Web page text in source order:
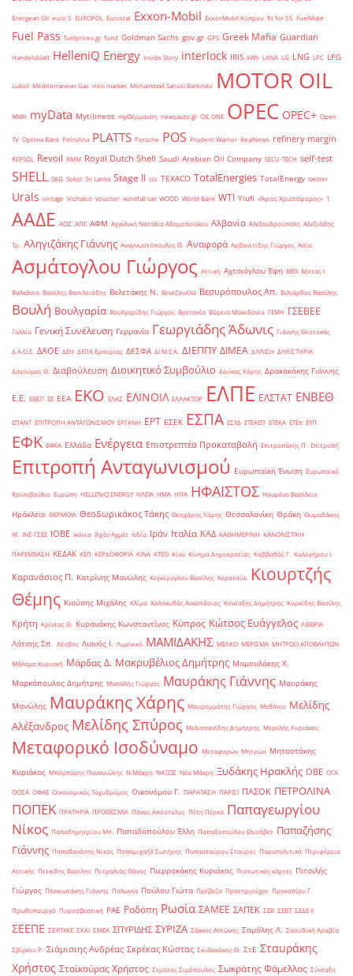
Energean Oil euro 5 EUROPOL Eurostat Exxon-Mobil ExxonMobil Κύπρου fit for 55 FuelMate
Fuel Pass fuelprices.gr fund Goldman Sachs gov.gr GPS Greek Mafia Guardian
Handelsblatt HelleniQ Energy Inside Story interlock IRIS kWh LANA LG LNG LPC LPG
Lukoil Mediterranean Gas mini market Mohammad Sanusi Barkindo MOTOR OIL
MWh myData Mytilineos myΘέρμανση newsauto.gr OIL ONE OPEC OPEC+ Open
TV Optima Bank Petrolina PLATTS Porsche POS Prudent Warrior RealNews refinery margin
REPSOL Revoil RMM Royal Dutch Shell Saudi Arabian Oil Company SECU-TECH self-test
SHELL SKG Sokol Sri Lanka Stage II sts TEXACO TotalEnergies TotalEnergy twitter
Urals vintage Viohalco voucher windfall tax WOOD World Bank WTI Yiufi «Άγιος Χριστόφορος» ΄1
ΑΑΔΕ ΑΟΖ ΑΠΕ ΑΦΜ Αγγελική Ναταλία Αδαμοπούλου Αλβανία Αλεξανδρούπολη Αλεξιάδης
Τρ. Αληγιζάκης Γιάννης Αναγνωστόπουλος Θ. Αναφορά Αρβανιτίδης Γιώργος Ασία
Ασμάτογλου Γιώργος Αττική Αχτσιόγλου Έφη ΒΕΘ Βέττας Ι.
Βαλκάνια Βασίλης Βασιλειάδης Βελετάκης Ν. Βενεζουέλα Βεσυρόπουλος Απ. Βιλιάρδος Βασίλης
Βουλή Βουλγαρία Βουλγαρίδης Γιώργος Βρετανία Βόρεια Μακεδονία ΓΕΜΗ ΓΣΕΒΕΕ
Γαλλία Γενική Συνέλευση Γερμανία Γεωργιάδης Άδωνις Γιάννης Θεοτοκάς
Δ.Α.Ο.Ε. ΔΑΟΕ ΔΕΗ ΔΕΠΑ Εμπορίας ΔΕΣΦΑ ΔΙ.Μ.Ε.Α. ΔΙΕΠΠΥ ΔΙΜΕΑ ΔΙΥΛΙΣΗ ΔΙΥΛΙΣΤΗΡΙΑ
Δαγούμας Θ. Διαβούλευση Διοικητικό Συμβούλιο Δούκας Χάρης Δρακακάκης Γιάννης
Ε.Ε. ΕΒΕΠ ΕΕ ΕΕΑ ΕΚΟ ΕΛΑΣ ΕΛΙΝΟΙΛ ΕΛΛΑΚΤΩΡ ΕΛΠΕ ΕΛΣΤΑΤ ΕΝΒΕΘ
ΕΠΑΝΤ ΕΠΙΤΡΟΠΗ ΑΝΤΑΓΩΝΙΣΜΟΥ ΕΡΓΑΝΗ ΕΡΤ ΕΣΕΚ ΕΣΠΑ ΕΣΥΔ ΕΤΕΑΕΠ ΕΤΕΚΑ ΕΤΕπ ΕΥΠ
ΕΦΚ ΕΦΚΑ Ελλάδα Ενέργεια Επιστρεπτέα Προκαταβολή Επιτροπάκης Π. Επιτροπή
Επιτροπή Ανταγωνισμού Ευρωπαϊκή Ένωση Ευρωπαϊκό
Κοινοβούλιο Ευρώπη ΗELLENiQ ENERGY ΗΛΕΙΑ ΗΜΑ ΗΠΑ ΗΦΑΙΣΤΟΣ Ηνωμένο Βασίλειο
Ηράκλειο ΘΕΡΜΟΙΛ Θεοδωρικάκος Τάκης Θεοχάρης Χάρης Θεσσαλονίκη Θράκη Θωμαδάκης
Μ. ΙΝΕ-ΓΣΕΕ ΙΟΒΕ Ικόνιο Ιλχάν Αχμέτ Ινδία Ιράν Ιταλία ΚΑΔ ΚΑΘΗΜΕΡΙΝΗ ΚΑΝΟΝΙΣΤΙΚΗ
ΠΑΡΕΜΒΑΣΗ ΚΕΔΑΚ ΚΕΠ ΚΕΡΔΟΦΟΡΙΑ ΚΙΝΑ ΚΤΕΟ Κίνα Κίνημα Δημοκρατίας Καββαθάς Γ. Καλογήρου Ι.
Καρανάσιος Π. Κατρίνης Μανώλης Κεγκέρογλου Βασίλης Κερατσίνι
Κιουρτζής
Θέμης Κιούσης Μιχάλης Κλίμα Κολοκυθάς Αναστάσιος Κονταξής Δημήτρης Κορκίδης Βασίλης
Κρήτη Κρίντας Θ. Κυρανάκης Κωνσταντίνος Κύπρος Κώτσος Ευάγγελος ΛΙΒΕΡΙΑ
Λάτσης Σπ. Λέσβος Λιανός Ι. Λιμενικό ΜΑΜΙΔΑΚΗΣ ΜΕΛΚΟ ΜΕΡΙΣΜΑ ΜΗΤΡΩΟ ΑΠΟΒΛΗΤΩΝ
Μάλαμα Κυριακή Μάρδας Δ. Μακρυβέλιος Δημήτρης Μαμουλάκης Χ.
Μαρκόπουλος Δημήτρης Μασαλής Γιώργος Μαυράκης Γιάννης Μαυράκης
Μανώλης Μαυράκης Χάρης Μαυρομμάτης Γιώργος Μεθάνιο Μελίδης
Αλέξανδρος Μελίδης Σπύρος Μελισσανίδης Δημήτρης Μερελής Κυριάκος
Μεταφορικό Ισοδύναμο Μεταφορών Μητρώο Μητσοτάκης
Κυριάκος Μπόμπορης Παναγιώτης Ν.Μάκρη ΝΑΞΟΣ Νέα Μάκρη Ξυδάκης Ηρακλής ΟΒΕ ΟΓΑ
ΟΟΣΑ ΟΦΑΕ Οικονομικός Ταχυδρόμος Οικονόμου Γ. ΠΑΡΑΤΑΣΗ ΠΑΡΙΣΙ ΠΑΣΟΚ ΠΕΤΡΟΛΙΝΑ
ΠΟΠΕΚ ΠΡΑΤΗΡΙΑ ΠΡΟΘΕΣΜΙΑ Πάνας Απόστολος Πέτη Πέρκα Παπαγεωργίου
Νίκος Παπαδημητρίου Μπ. Παπαδοπούλου Έλλη Παπαδοπούλου Ελισάβετ Παπαζήσης
Γιάννης Παπαθανάσης Νίκος Παπαμιχαήλ Σωτήρης Παπασταύρου Σταύρος Παραπολιτικά Περιφέρεια
Αττικής Πετκίδης Βασίλης Πετραλιάς Θάνος Πιερρακάκης Κυριάκος Πιστωτικές κάρτες Πιτσιλής
Γιώργος Πλακιωτάκης Γιάννης Πολωνία Πούλου Γιώτα Πρέβεζα Πρατηριούχοι Προκοπίου Γ.
Πρωθυπουργό Πυροσβεστική ΡΑΕ Ροδόπη Ρωσία ΣΑΜΕΕ ΣΑΠΕΚ ΣΕΒ ΣΕΒΤ ΣΕΔΕ ΙΙ
ΣΕΕΠΕ ΣΕΥΠΥΚΕ ΣΚΑΙ ΣΜΕΑ ΣΠΥΡΙΔΗΣ ΣΥΡΙΖΑ Σάκκος Αντώνης Σαμόλης Λ. Σαουδική Αραβία
Σβίγκου Ρ. Σιάμισιης Ανδρέας Σκρέκας Κώστας Σκυλακάκης Θ. ΣτΕ Σταυράκης
Χρήστος Σταϊκούρας Χρήστος Στράτος Σιμόπουλος Σωκράτης Φάμελλος Σύνταξη